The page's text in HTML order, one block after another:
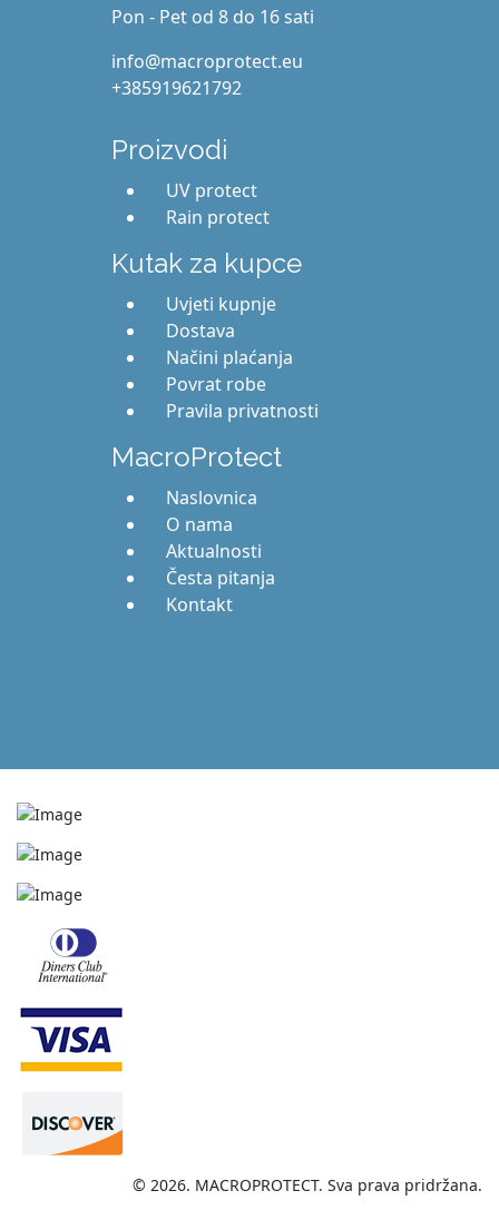
Pon - Pet od 8 do 16 sati
info@macroprotect.eu
+385919621792
Proizvodi
UV protect
Rain protect
Kutak za kupce
Uvjeti kupnje
Dostava
Načini plaćanja
Povrat robe
Pravila privatnosti
MacroProtect
Naslovnica
O nama
Aktualnosti
Česta pitanja
Kontakt
© 2026. MACROPROTECT. Sva prava pridržana.